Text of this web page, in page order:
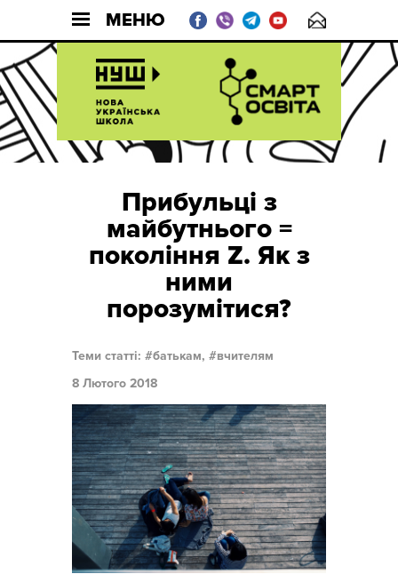
МЕНЮ
Прибульці з
майбутнього =
покоління Z. Як з
ними
порозумітися?
Теми статті: батькам,
вчителям
8 Лютого 2018